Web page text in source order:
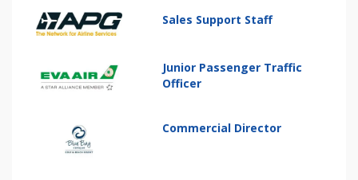
Sales Support Staff
Junior Passenger Traffic
Officer
Commercial Director